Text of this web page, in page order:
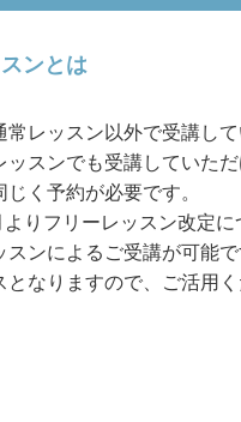
ンとは
常レッスン以外で受講し
ッスンでも受講していた
じく予約が必要です。
りフリーレッスン改定に
スンによるご受講が可能
となりますので、ご活用く